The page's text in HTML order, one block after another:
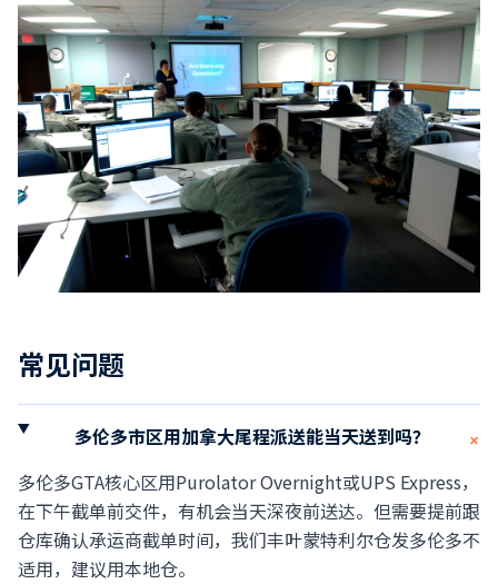
常见问题
多伦多市区用加拿大尾程派送能当天送到吗？ +
多伦多GTA核心区用Purolator Overnight或UPS Express，
在下午截单前交件，有机会当天深夜前送达。但需要提前跟
仓库确认承运商截单时间，我们丰叶蒙特利尔仓发多伦多不
适用，建议用本地仓。